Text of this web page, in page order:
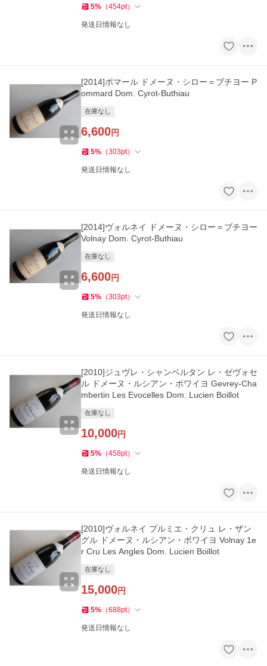
5% （454pt）
発送日情報なし
[2014]ポマール ドメーヌ・シロー＝ブチヨー P
ommard Dom. Cyrot-Buthiau
在庫なし
6,600円
5% （303pt）
発送日情報なし
[2014]ヴォルネイ ドメーヌ・シロー＝ブチヨー
Volnay Dom. Cyrot-Buthiau
在庫なし
6,600円
5% （303pt）
発送日情報なし
[2010]ジュヴレ・シャンベルタン レ・ゼヴォセ
ル ドメーヌ・ルシアン・ボワイヨ Gevrey-Cha
mbertin Les Evocelles Dom. Lucien Boillot
在庫なし
10,000円
5% （458pt）
発送日情報なし
[2010]ヴォルネイ プルミエ・クリュ レ・ザン
グル ドメーヌ・ルシアン・ボワイヨ Volnay 1e
r Cru Les Angles Dom. Lucien Boillot
在庫なし
15,000円
5% （688pt）
発送日情報なし